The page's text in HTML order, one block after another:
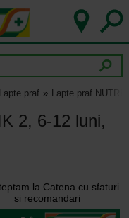
Lapte praf Lapte praf
2, 6-12 luni,
la Catena cu sfaturi
si recomandari